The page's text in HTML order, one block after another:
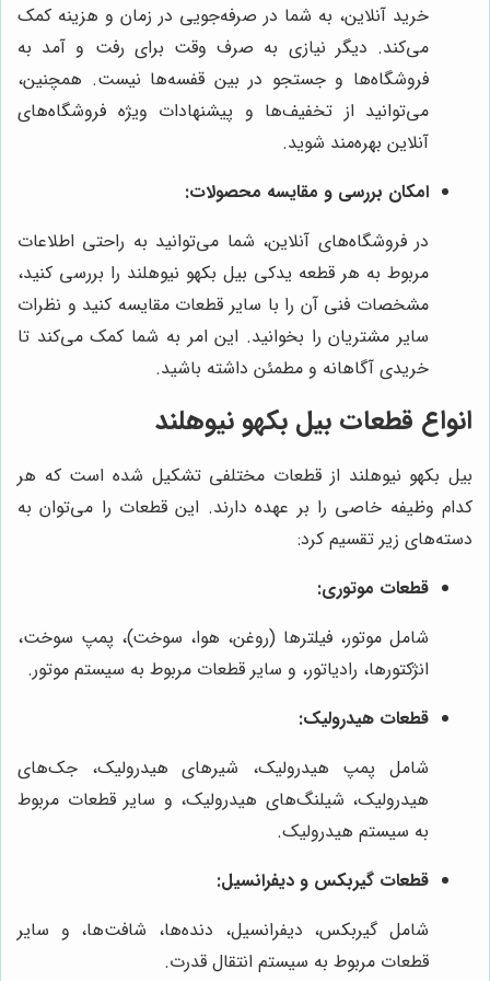
خرید آنلاین، به شما در صرفه‌جویی در زمان و هزینه کمک
می‌کند. دیگر نیازی به صرف وقت برای رفت و آمد به
فروشگاه‌ها و جستجو در بین قفسه‌ها نیست. همچنین،
می‌توانید از تخفیف‌ها و پیشنهادات ویژه فروشگاه‌های
آنلاین بهره‌مند شوید.
امکان بررسی و مقایسه محصولات:
در فروشگاه‌های آنلاین، شما می‌توانید به راحتی اطلاعات
مربوط به هر قطعه یدکی بیل بکهو نیوهلند را بررسی کنید،
مشخصات فنی آن را با سایر قطعات مقایسه کنید و نظرات
سایر مشتریان را بخوانید. این امر به شما کمک می‌کند تا
خریدی آگاهانه و مطمئن داشته باشید.
انواع قطعات بیل بکهو نیوهلند
بیل بکهو نیوهلند از قطعات مختلفی تشکیل شده است که هر
کدام وظیفه خاصی را بر عهده دارند. این قطعات را می‌توان به
دسته‌های زیر تقسیم کرد:
قطعات موتوری:
شامل موتور، فیلترها (روغن، هوا، سوخت)، پمپ سوخت،
انژکتورها، رادیاتور، و سایر قطعات مربوط به سیستم موتور.
قطعات هیدرولیک:
شامل پمپ هیدرولیک، شیرهای هیدرولیک، جک‌های
هیدرولیک، شیلنگ‌های هیدرولیک، و سایر قطعات مربوط
به سیستم هیدرولیک.
قطعات گیربکس و دیفرانسیل:
شامل گیربکس، دیفرانسیل، دنده‌ها، شافت‌ها، و سایر
قطعات مربوط به سیستم انتقال قدرت.